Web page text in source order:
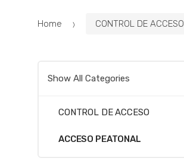
Home CONTROL DE ACCESO
Show All Categories
CONTROL DE ACCESO
ACCESO PEATONAL